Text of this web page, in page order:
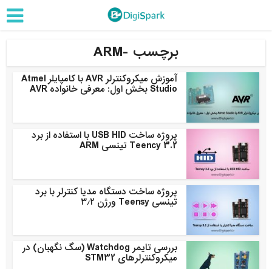
برچسب -ARM
آموزش میکروکنترلر AVR با کامپایلر Atmel
Studio بخش اول: معرفی خانواده AVR
پروژه ساخت USB HID با استفاده از برد
Teency 3.2 تینسی ARM
پروژه ساخت دستگاه مدیا کنترلر با برد
تینسی Teensy ورژن ۳٫۲
بررسی تایمر Watchdog (سگ نگهبان) در
میکروکنترلرهای STM32